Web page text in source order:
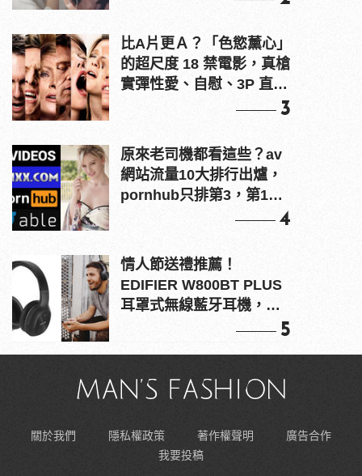
比A片更Ａ？「色慾薰心」
的超尺度 18 禁電影，真槍
實彈性愛、自慰、3P 直接
3
原來老司機都看這些？av
網站流量10大排行出爐，
pornhub只排第3，第1名
4
情人節送禮推薦！
EDIFIER W800BT PLUS
耳罩式無線藍牙耳機，在
5
關於我們 隱私權政策 著作權聲明
廣告合作
我要投稿